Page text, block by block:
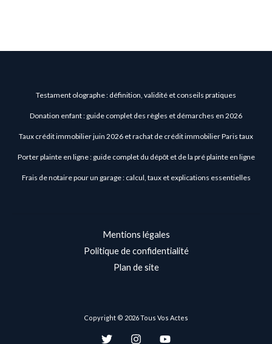
Testament olographe : définition, validité et conseils pratiques
Donation enfant : guide complet des règles et démarches en 2026
Taux crédit immobilier juin 2026 et rachat de crédit immobilier Paris taux
Porter plainte en ligne : guide complet du dépôt et de la pré plainte en ligne
Frais de notaire pour un garage : calcul, taux et explications essentielles
Mentions légales
Politique de confidentialité
Plan de site
Copyright © 2026 Tous Vos Actes